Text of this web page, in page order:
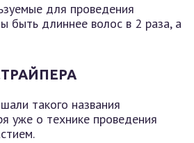
для проведения
быть длиннее волос в 2 раза, а
такого названия
уже о технике проведения